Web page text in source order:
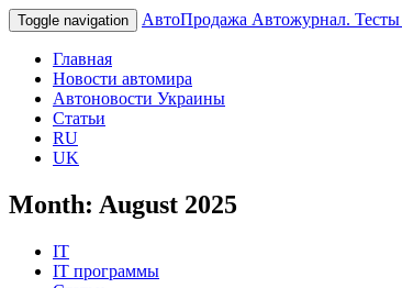
Toggle navigation АвтоПродажа Автожурнал.
Главная
Новости автомира
Автоновости Украины
Статьи
RU
UK
Month: August 2025
IT
IT программы